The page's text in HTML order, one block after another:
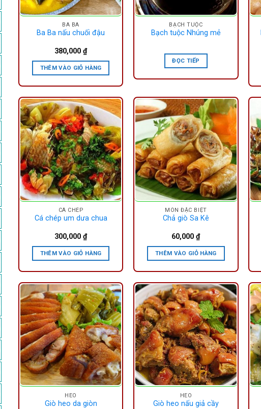
BA BA
Ba Ba nấu chuối đậu
380,000₫
THÊM VÀO GIỎ HÀNG
BẠCH TUỘC
Bạch tuộc Nhúng mẻ
ĐỌC TIẾP
CÁ CHÉP
Cá chép um dưa chua
300,000₫
THÊM VÀO GIỎ HÀNG
MÓN ĐẶC BIỆT
Chả giò Sa Kê
60,000₫
THÊM VÀO GIỎ HÀNG
HEO
Giò heo da giòn
HEO
Giò heo nấu giả cầy